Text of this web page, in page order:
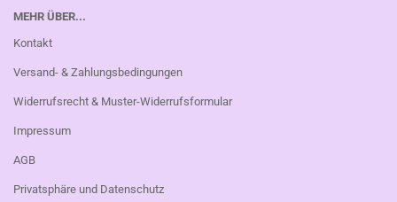
MEHR ÜBER...
Kontakt
Versand- & Zahlungsbedingungen
Widerrufsrecht & Muster-Widerrufsformular
Impressum
AGB
Privatsphäre und Datenschutz